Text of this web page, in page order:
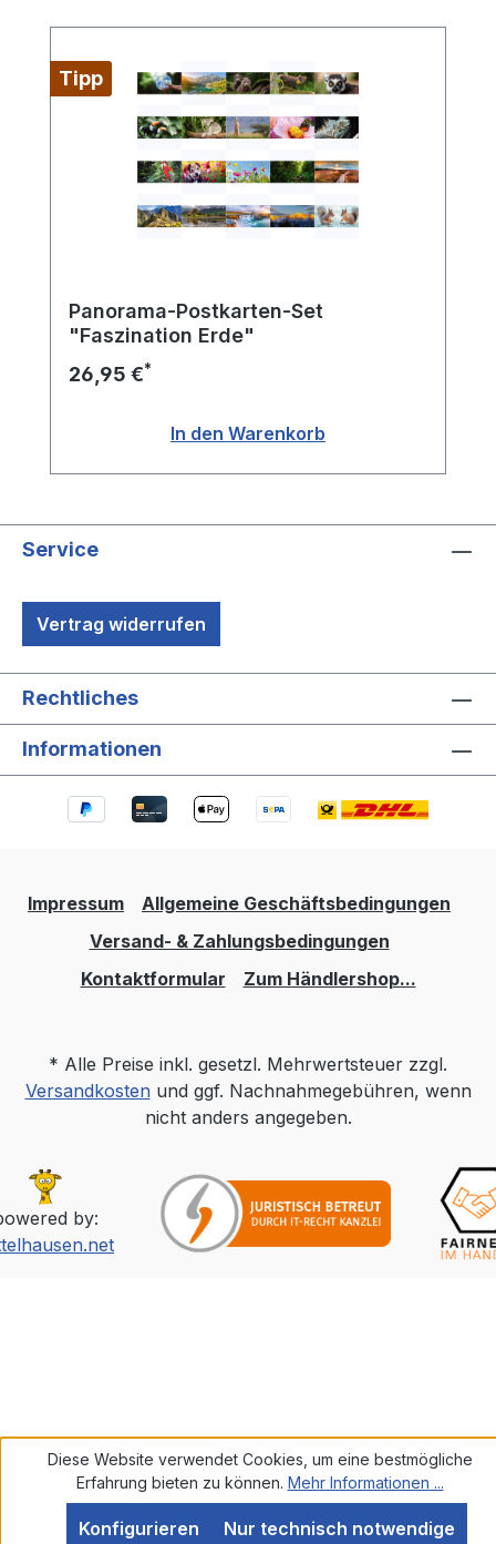
Tipp
Panorama-Postkarten-Set
"Faszination Erde"
26,95 €*
In den Warenkorb
Service
Vertrag widerrufen
Rechtliches
Informationen
Impressum
Allgemeine Geschäftsbedingungen
Versand- & Zahlungsbedingungen
Kontaktformular
Zum Händlershop...
* Alle Preise inkl. gesetzl. Mehrwertsteuer zzgl.
Versandkostenund ggf. Nachnahmegebühren, wenn
nicht anders angegeben.
by:
Diese Website verwendet Cookies, um eine bestmögliche
Erfahrung bieten zu können. Mehr Informationen ...
Nur technisch notwendige
Konfigurieren